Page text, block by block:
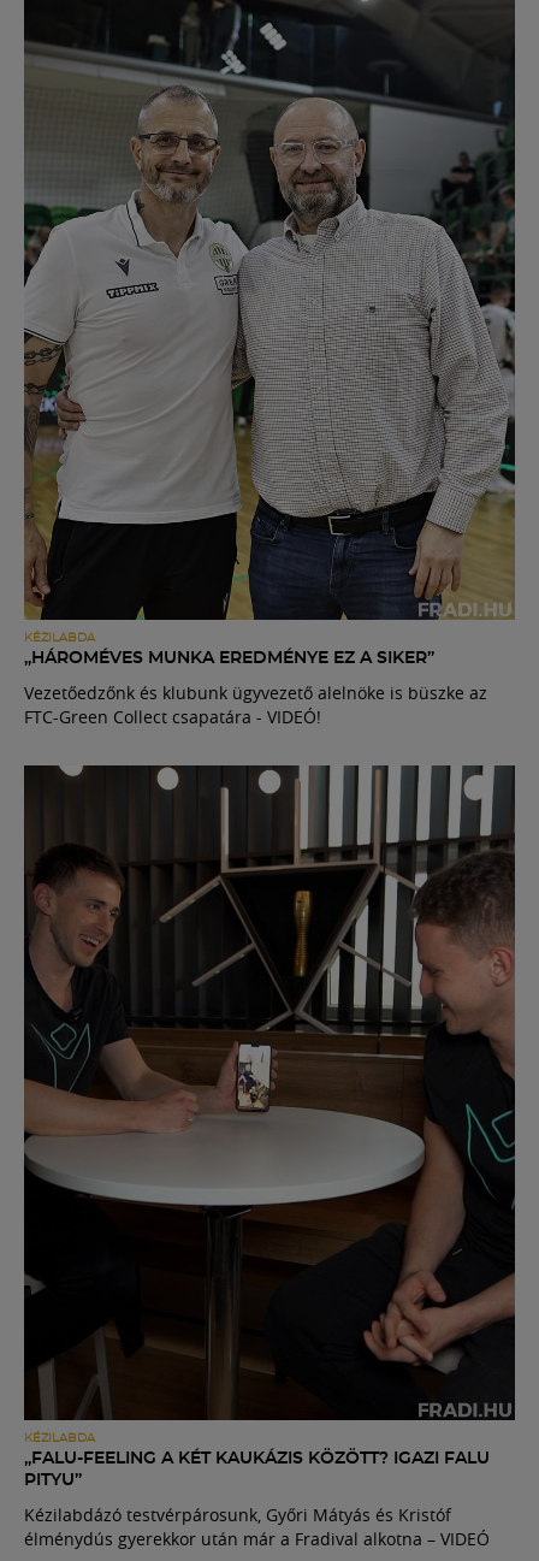
KÉZILABDA
„HÁROMÉVES MUNKA EREDMÉNYE EZ A SIKER”
Vezetőedzőnk és klubunk ügyvezető alelnöke is büszke az
FTC-Green Collect csapatára - VIDEÓ!
KÉZILABDA
„FALU-FEELING A KÉT KAUKÁZIS KÖZÖTT? IGAZI FALU
PITYU”
Kézilabdázó testvérpárosunk, Győri Mátyás és Kristóf
élménydús gyerekkor után már a Fradival alkotna – VIDEÓ